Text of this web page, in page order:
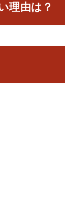
理由は？